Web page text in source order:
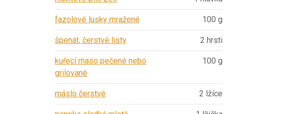
fazolové lusky mražené 100 g
špenát, čerstvé listy 2 hrsti
kuřecí maso pečené nebo
grilované
100 g
máslo čerstvé 2 lžíce